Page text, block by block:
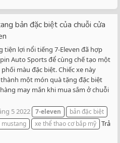
bản đặc biệt của chuỗi cửa
tiện lợi nổi tiếng 7-Eleven đã hợp
Auto Sports để cùng chế tạo một
màu đặc biệt. Chiếc xe này
một món quà tặng đặc biệt
may mắn khi mua sắm ở chuỗi
5 2022 7-eleven
bản đặc biệt
xe thể thao cơ bắp mỹ Trả